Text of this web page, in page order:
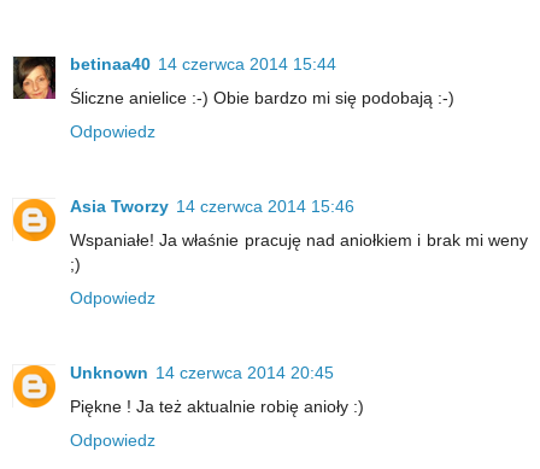
betinaa40 14 czerwca 2014 15:44
Śliczne anielice :-) Obie bardzo mi się podobają :-)
Odpowiedz
Asia Tworzy 14 czerwca 2014 15:46
Wspaniałe! Ja właśnie pracuję nad aniołkiem i brak mi weny
;)
Odpowiedz
Unknown 14 czerwca 2014 20:45
Piękne ! Ja też aktualnie robię anioły :)
Odpowiedz